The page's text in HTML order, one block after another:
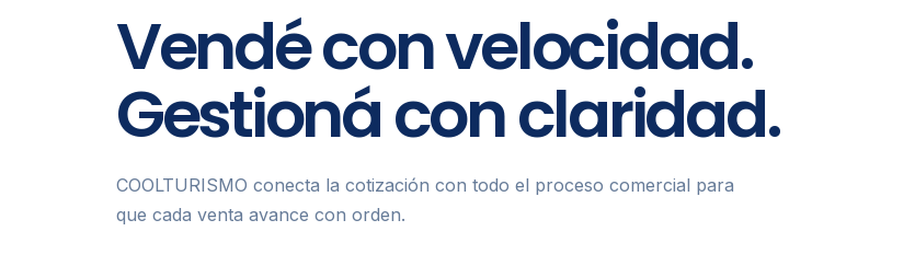
Vendé con velocidad.
Gestioná con claridad.
COOLTURISMO conecta la cotización con todo el proceso comercial para
que cada venta avance con orden.